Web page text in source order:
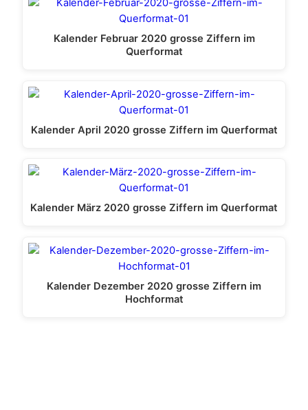
Kalender Februar 2020 grosse Ziffern im
Querformat
Kalender April 2020 grosse Ziffern im Querformat
Kalender März 2020 grosse Ziffern im Querformat
Kalender Dezember 2020 grosse Ziffern im
Hochformat